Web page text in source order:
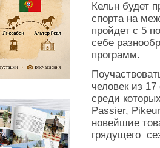
Кельн будет
спорта на
пройдет с 5
себе
программ.
человек из
среди
Passier,
новейшие
грядущего